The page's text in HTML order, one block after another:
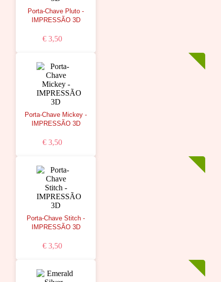
Porta-Chave Pluto -
IMPRESSÃO 3D
€ 3,50
Porta-Chave Mickey -
IMPRESSÃO 3D
€ 3,50
Porta-Chave Stitch -
IMPRESSÃO 3D
€ 3,50